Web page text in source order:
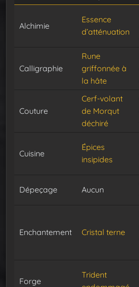
Alchimie
Essence
d’atténuation
Calligraphie
Rune
griffonnée à
la hâte
Couture
Cerf-volant
de Morqut
déchiré
Cuisine
Épices
insipides
Dépeçage Aucun
Enchantement Cristal terne
Forge
Trident